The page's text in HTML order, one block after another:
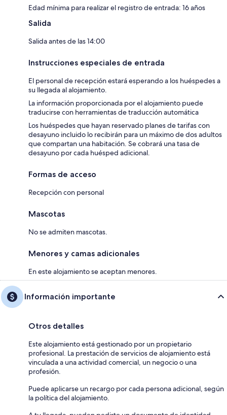
Edad mínima para realizar el registro de entrada: 16 años
Salida
Salida antes de las 14:00
Instrucciones especiales de entrada
El personal de recepción estará esperando a los huéspedes a
su llegada al alojamiento.
La información proporcionada por el alojamiento puede
traducirse con herramientas de traducción automática
Los huéspedes que hayan reservado planes de tarifas con
desayuno incluido lo recibirán para un máximo de dos adultos
que compartan una habitación. Se cobrará una tasa de
desayuno por cada huésped adicional.
Formas de acceso
Recepción con personal
Mascotas
No se admiten mascotas.
Menores y camas adicionales
En este alojamiento se aceptan menores.
Información importante
Otros detalles
Este alojamiento está gestionado por un propietario
profesional. La prestación de servicios de alojamiento está
vinculada a una actividad comercial, un negocio o una
profesión.
Puede aplicarse un recargo por cada persona adicional, según
la política del alojamiento.